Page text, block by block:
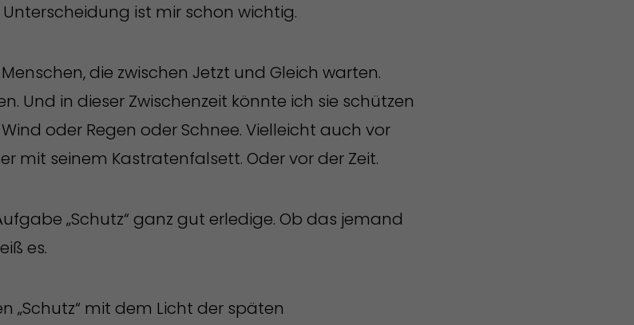
ist mir schon wichtig.
die zwischen Jetzt und Gleich warten.
Und in dieser Zwischenzeit könnte ich sie schützen
oder Regen oder Schnee. Vielleicht auch vor
mit seinem Kastratenfalsett. Oder vor der Zeit.
„Schutz“ ganz gut erledige. Ob das jemand
es.
„Schutz“ mit dem Licht der späten